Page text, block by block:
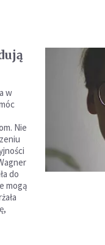
w
Nie
do
mogą